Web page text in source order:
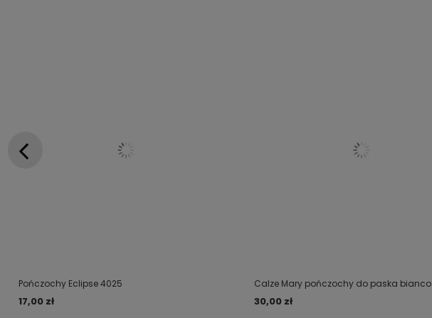
Pończochy Eclipse 4025
17,00 zł
Calze Mary pończochy do paska bianco
30,00 zł